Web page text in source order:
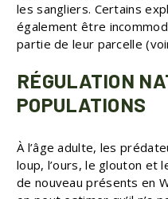
les sangliers. Certains
également être
partie de leur parcelle
RÉGULATION
POPULATIONS
À l’âge adulte, les
loup, l’ours, le glouton et
de nouveau présents en